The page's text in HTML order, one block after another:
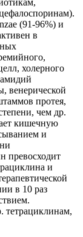
(91-96%) и
в
холерного
венерической
протея,
чем др.
кишечную
и
превосходит
и
в 10 раз
тетрациклинам,